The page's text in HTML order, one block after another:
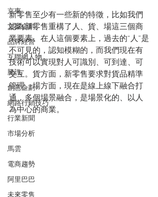
京東
文案企劃
品牌經營
互聯網人物
騰訊
創意企劃
網路行銷技巧
行業新聞
市場分析
馬雲
電商趨勢
阿里巴巴
未來零售
新零售至少有一些新的特徵，比如我們
認為新零售重構了人、貨、場這三個商
業要素。在人這個要素上，過去的“人”是
不可見的，認知模糊的，而我們現在有
技術可以實現對人可識別、可到達、可
交互。貨方面，新零售要求對貨品精準
管理。場方面，現在是線上線下融合打
通，多個場景融合，是場景化的、以人
為中心的商業。